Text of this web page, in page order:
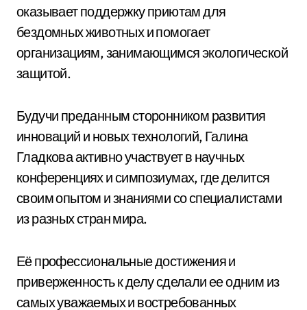
оказывает поддержку приютам для
бездомных животных и помогает
организациям, занимающимся экологической
защитой.
Будучи преданным сторонником развития
инноваций и новых технологий, Галина
Гладкова активно участвует в научных
конференциях и симпозиумах, где делится
своим опытом и знаниями со специалистами
из разных стран мира.
Её профессиональные достижения и
приверженность к делу сделали ее одним из
самых уважаемых и востребованных